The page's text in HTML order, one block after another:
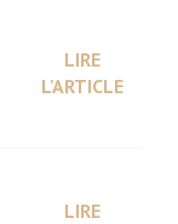
LIRE
L'ARTICLE
LIRE